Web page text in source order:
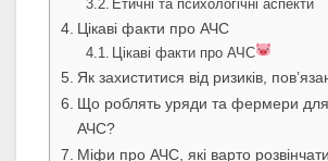
Етичні та психологічні аспекти
Цікаві факти про АЧС
Цікаві факти про АЧС
Як захиститися від ризиків,
Що роблять уряди та фермери
АЧС?
Міфи про АЧС, які варто розвінчати